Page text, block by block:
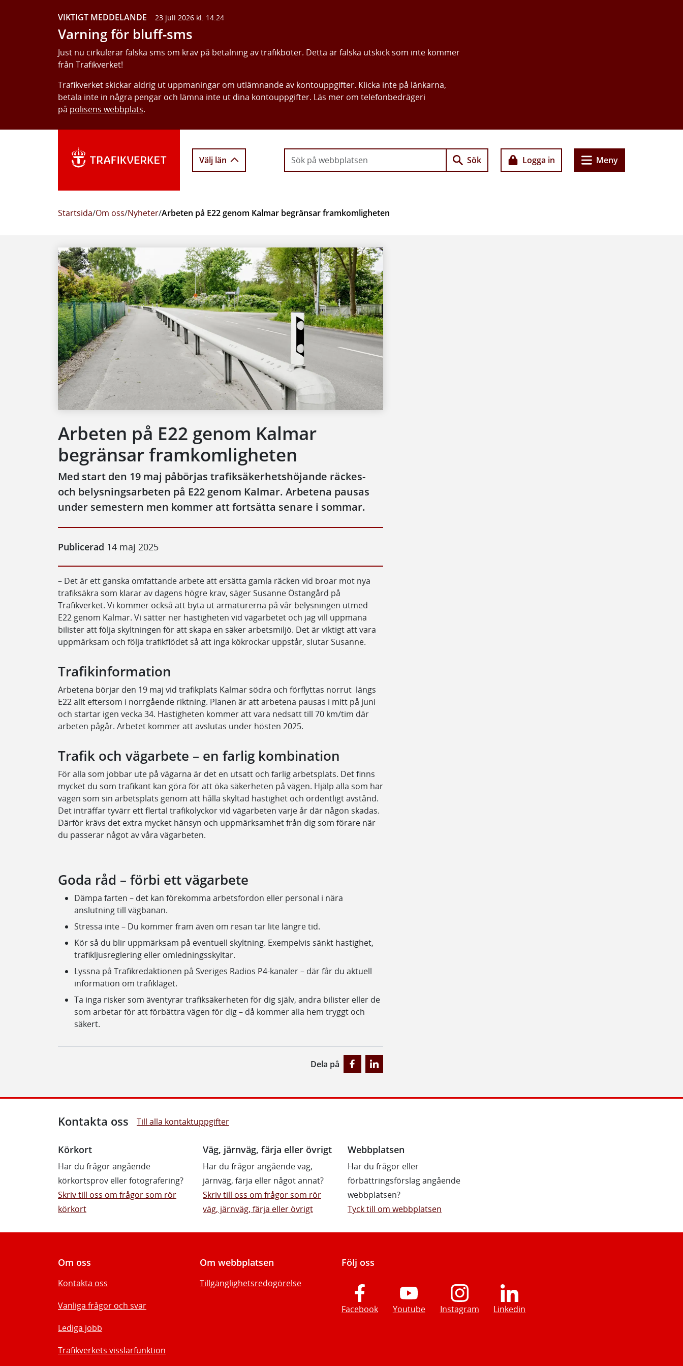
VIKTIGT MEDDELANDE 23 juli 2026 kl. 14:24
Varning för bluff-sms
Just nu cirkulerar falska sms om krav på betalning av trafikböter. Detta är falska utskick som inte kommer
från Trafikverket!
Trafikverket skickar aldrig ut uppmaningar om utlämnande av kontouppgifter. Klicka inte på länkarna,
betala inte in några pengar och lämna inte ut dina kontouppgifter. Läs mer om telefonbedrägeri
på polisens webbplats.
Välj län Sök Logga in Meny
Startsida/Om oss/Nyheter/Arbeten på E22 genom Kalmar begränsar framkomligheten
Arbeten på E22 genom Kalmar
begränsar framkomligheten
Med start den 19 maj påbörjas trafiksäkerhetshöjande räckes-
och belysningsarbeten på E22 genom Kalmar. Arbetena pausas
under semestern men kommer att fortsätta senare i sommar.
Publicerad 14 maj 2025
– Det är ett ganska omfattande arbete att ersätta gamla räcken vid broar mot nya
trafiksäkra som klarar av dagens högre krav, säger Susanne Östangård på
Trafikverket. Vi kommer också att byta ut armaturerna på vår belysningen utmed
E22 genom Kalmar. Vi sätter ner hastigheten vid vägarbetet och jag vill uppmana
bilister att följa skyltningen för att skapa en säker arbetsmiljö. Det är viktigt att vara
uppmärksam och följa trafikflödet så att inga kökrockar uppstår, slutar Susanne.
Trafikinformation
Arbetena börjar den 19 maj vid trafikplats Kalmar södra och förflyttas norrut längs
E22 allt eftersom i norrgående riktning. Planen är att arbetena pausas i mitt på juni
och startar igen vecka 34. Hastigheten kommer att vara nedsatt till 70 km/tim där
arbeten pågår. Arbetet kommer att avslutas under hösten 2025.
Trafik och vägarbete – en farlig kombination
För alla som jobbar ute på vägarna är det en utsatt och farlig arbetsplats. Det finns
mycket du som trafikant kan göra för att öka säkerheten på vägen. Hjälp alla som har
vägen som sin arbetsplats genom att hålla skyltad hastighet och ordentligt avstånd.
Det inträffar tyvärr ett flertal trafikolyckor vid vägarbeten varje år där någon skadas.
Därför krävs det extra mycket hänsyn och uppmärksamhet från dig som förare när
du passerar något av våra vägarbeten.
Goda råd – förbi ett vägarbete
Dämpa farten – det kan förekomma arbetsfordon eller personal i nära
anslutning till vägbanan.
Stressa inte – Du kommer fram även om resan tar lite längre tid.
Kör så du blir uppmärksam på eventuell skyltning. Exempelvis sänkt hastighet,
trafikljusreglering eller omledningsskyltar.
Lyssna på Trafikredaktionen på Sveriges Radios P4-kanaler – där får du aktuell
information om trafikläget.
Ta inga risker som äventyrar trafiksäkerheten för dig själv, andra bilister eller de
som arbetar för att förbättra vägen för dig – då kommer alla hem tryggt och
säkert.
Dela på
Kontakta oss Till alla kontaktuppgifter
Körkort
Har du frågor angående
körkortsprov eller fotografering?
Skriv till oss om frågor som rör
körkort
Väg, järnväg, färja eller övrigt
Har du frågor angående väg,
järnväg, färja eller något annat?
Skriv till oss om frågor som rör
väg, järnväg, färja eller övrigt
Webbplatsen
Har du frågor eller
förbättringsförslag angående
webbplatsen?
Tyck till om webbplatsen
Om oss
Kontakta oss
Vanliga frågor och svar
Lediga jobb
Trafikverkets visslarfunktion
Om webbplatsen
Tillgänglighetsredogörelse
Följ oss
Facebook Youtube Instagram Linkedin